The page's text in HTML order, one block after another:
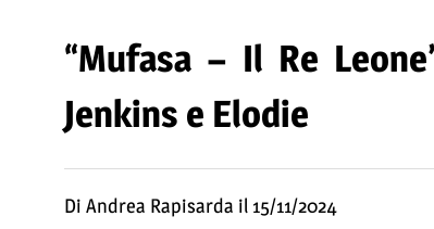
“Mufasa – Il Re
Jenkins e Elodie
Di Andrea Rapisarda il 15/11/2024